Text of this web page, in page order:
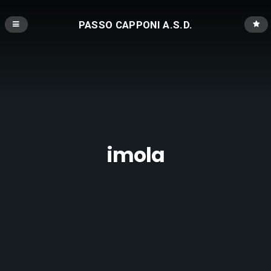
PASSO CAPPONI A.S.D.
imola